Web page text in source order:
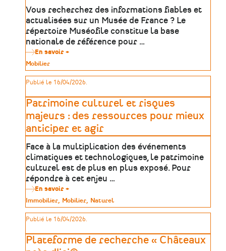
de
développement
dans
les
territoires
Vous recherchez des informations fiables et
actualisées sur un Musée de France ? Le
répertoire Muséofile constitue la base
nationale de référence pour …
En savoir +
le
répertoire
référence
des
Musées
de
France
Type
de
patrimoine
Mobilier
Publié le 16/04/2026.
Patrimoine culturel et risques
majeurs : des ressources pour mieux
anticiper et agir
Face à la multiplication des événements
climatiques et technologiques, le patrimoine
culturel est de plus en plus exposé. Pour
répondre à cet enjeu …
En savoir +
Patrimoine
culturel
et
risques
:
des
ressources
Type
de
patrimoine
Immobilier Mobilier Naturel
Publié le 16/04/2026.
Plateforme de recherche « Châteaux